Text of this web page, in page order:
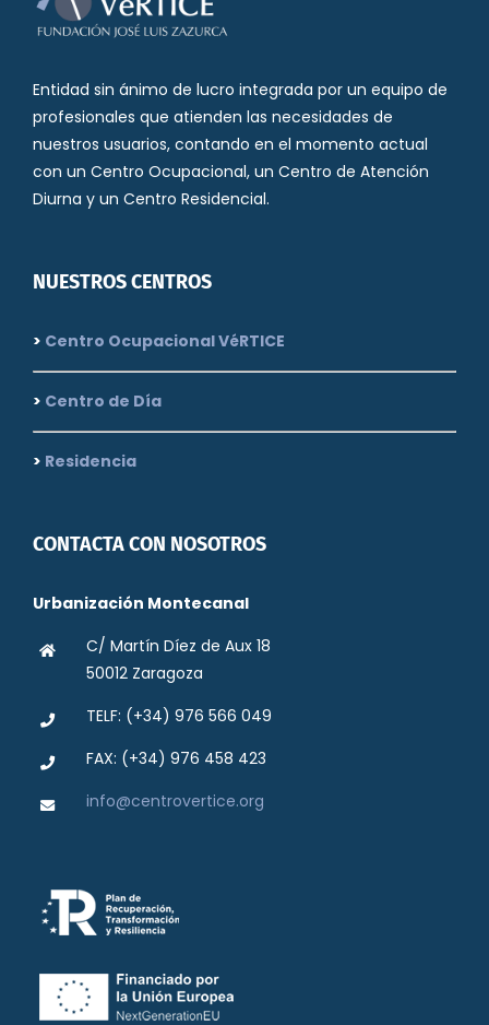
Entidad sin ánimo de lucro integrada por un equipo de
profesionales que atienden las necesidades de
nuestros usuarios, contando en el momento actual
con un Centro Ocupacional, un Centro de Atención
Diurna y un Centro Residencial.
NUESTROS CENTROS
> Centro Ocupacional VéRTICE
> Centro de Día
> Residencia
CONTACTA CON NOSOTROS
Urbanización Montecanal
C/ Martín Díez de Aux 18
50012 Zaragoza
TELF: (+34) 976 566 049
FAX: (+34) 976 458 423
info@centrovertice.org